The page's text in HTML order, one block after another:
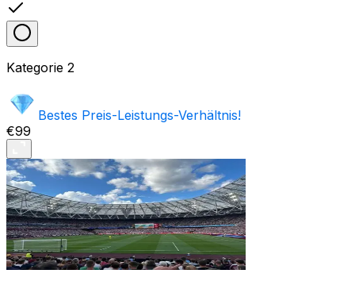
Kategorie 2
Bestes Preis-Leistungs-Verhältnis!
€99